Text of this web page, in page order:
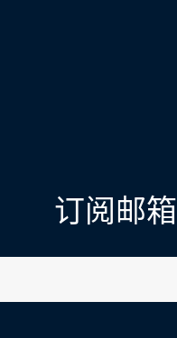
订阅邮箱